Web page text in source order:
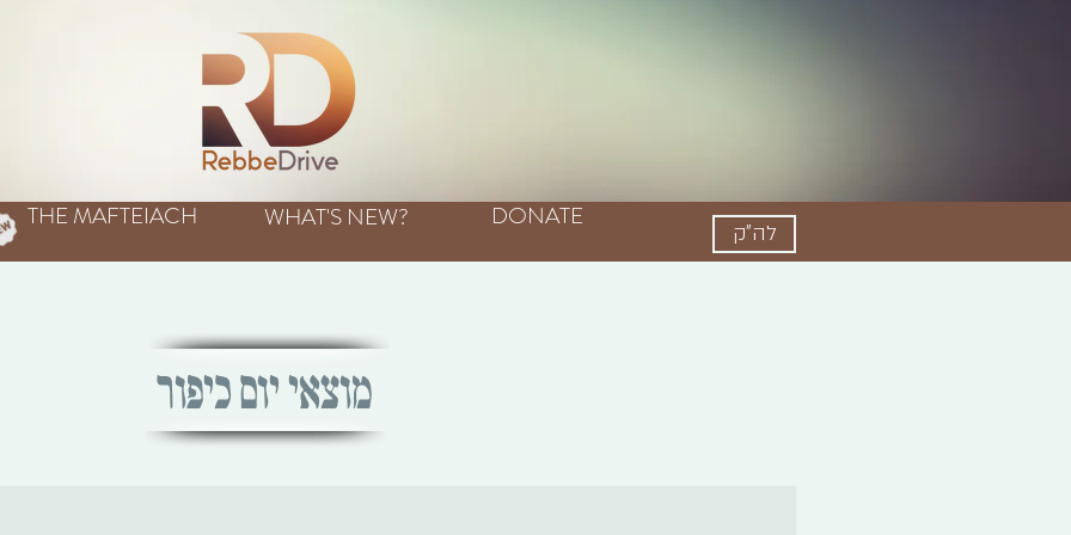
THE MAFTEIACH WHAT'S NEW? DONATE
לה"ק
מוצאי יום כיפור